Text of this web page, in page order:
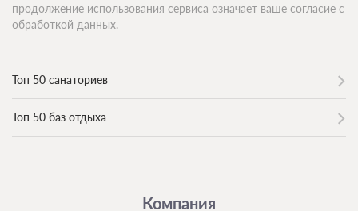
Топ 50 санаториев
Топ 50 баз отдыха
Компания
продолжение использования сервиса означает ваше согласие с
обработкой данных.